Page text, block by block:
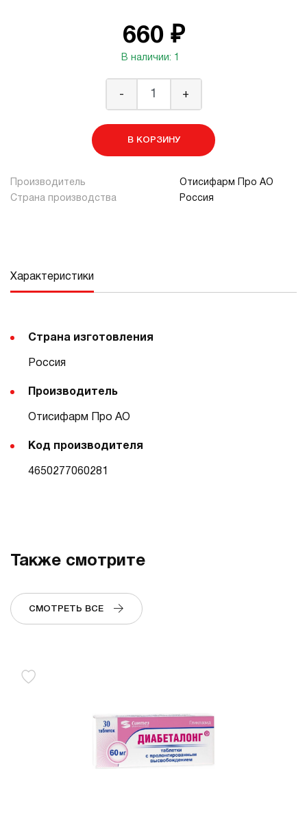
660 ₽
В наличии: 1
- +
В КОРЗИНУ
Производитель
Отисифарм Про АО
Страна производства
Россия
Характеристики
Страна изготовления
Россия
Производитель
Отисифарм Про АО
Код производителя
4650277060281
Также смотрите
СМОТРЕТЬ ВСЕ